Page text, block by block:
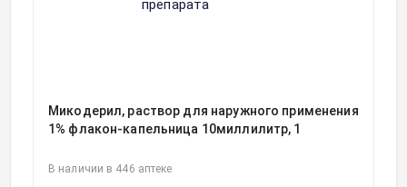
Микодерил, раствор для наружного применения
1% флакон-капельница 10миллилитр, 1
В наличии в 446 аптеке